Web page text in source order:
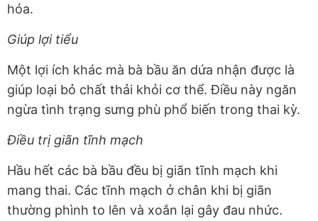
hóa.
Giúp lợi tiểu
Một lợi ích khác mà bà bầu ăn dứa nhận được là
giúp loại bỏ chất thải khỏi cơ thể. Điều này ngăn
ngừa tình trạng sưng phù phổ biến trong thai kỳ.
Điều trị giãn tĩnh mạch
Hầu hết các bà bầu đều bị giãn tĩnh mạch khi
mang thai. Các tĩnh mạch ở chân khi bị giãn
thường phình to lên và xoắn lại gây đau nhức.